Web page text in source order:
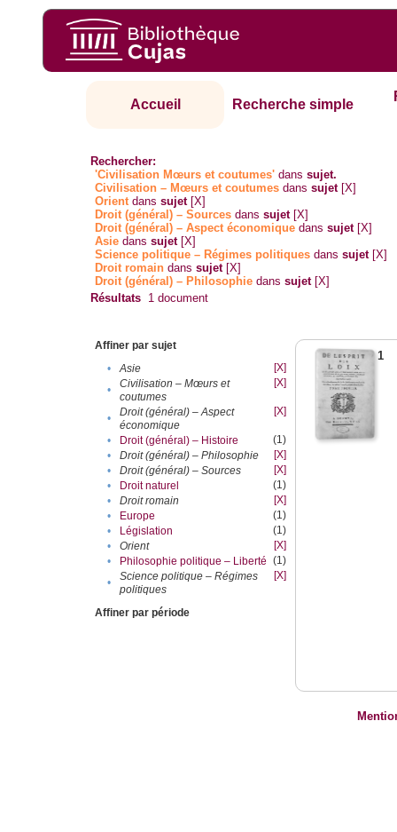
Accueil Recherche simple
Rechercher:
'Civilisation Mœurs et coutumes' danssujet.
Civilisation – Mœurs et coutumes danssujet [X]
Orientdanssujet [X]
Droit (général) – Sources danssujet [X]
Droit (général) – Aspect économique danssujet [X]
Asie danssujet [X]
Science politique – Régimes politiques danssujet [X]
Droit romain danssujet [X]
Droit (général) – Philosophie danssujet [X]
Résultats 1 document
Affiner par sujet
•
Asie
[X]
•
Civilisation – Mœurs et
coutumes
[X]
•
Droit (général) – Aspect
économique
[X]
• Droit (général) – Histoire
(1)
•
Droit (général) – Philosophie
[X]
•
Droit (général) – Sources
[X]
•
Droit naturel
(1)
•
Droit romain
[X]
•
Europe
(1)
•
Législation
(1)
•
Orient
[X]
•
Philosophie politique – Liberté (1)
•
Science politique – Régimes
politiques
[X]
Affiner par période
1